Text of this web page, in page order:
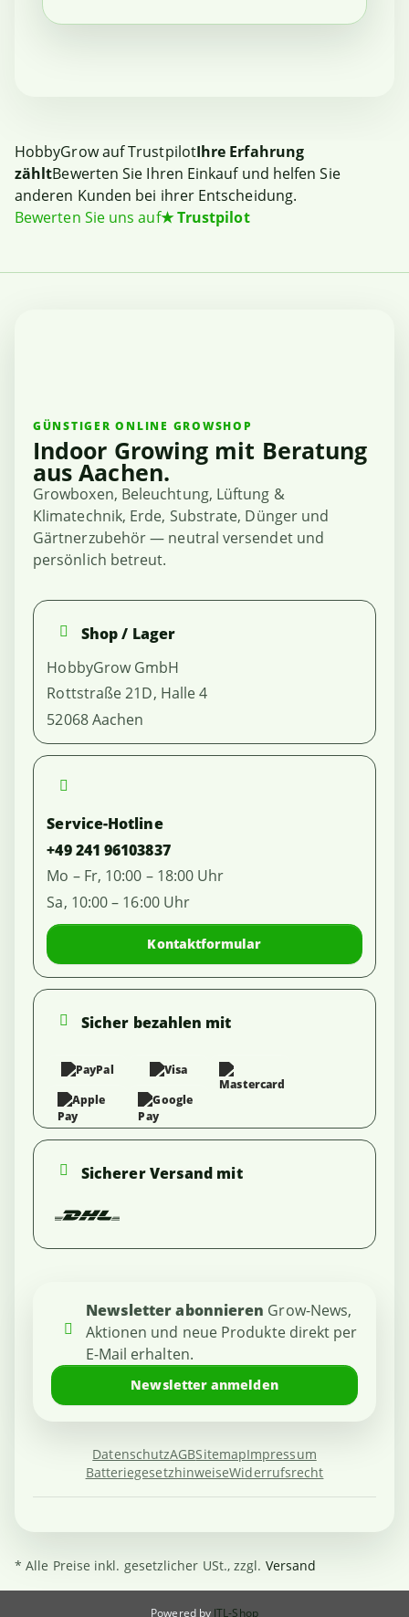
HobbyGrow auf TrustpilotIhre Erfahrung
zähltBewerten Sie Ihren Einkauf und helfen Sie
anderen Kunden bei ihrer Entscheidung.
Bewerten Sie uns auf★Trustpilot
GÜNSTIGER ONLINE GROWSHOP
Indoor Growing mit Beratung
aus Aachen.
Growboxen, Beleuchtung, Lüftung &
Klimatechnik, Erde, Substrate, Dünger und
Gärtnerzubehör — neutral versendet und
persönlich betreut.
Shop / Lager
HobbyGrow GmbH
Rottstraße 21D, Halle 4
52068 Aachen
Service-Hotline
+49 241 96103837
Mo – Fr, 10:00 – 18:00 Uhr
Sa, 10:00 – 16:00 Uhr
Kontaktformular
Sicher bezahlen mit
Sicherer Versand mit
Newsletter abonnieren Grow-News,
Aktionen und neue Produkte direkt per
E-Mail erhalten.
Newsletter anmelden
DatenschutzAGBSitemapImpressum
BatteriegesetzhinweiseWiderrufsrecht
* Alle Preise inkl. gesetzlicher USt., zzgl. Versand
Powered by JTL-Shop